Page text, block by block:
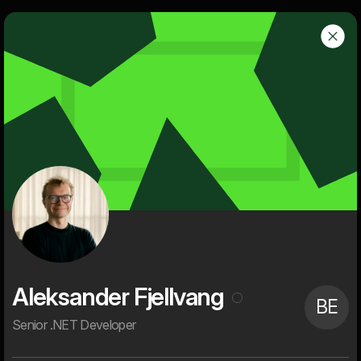
Om os
Dwarf er et uafhængigt, kreativt og tech-savvy digitalt bureau
med en rig historie og succesfulde kunder.
Vi er 60+ digitale ildsjæle med høje ambitioner på vores kunders
vegne. Alt bliver digitaliseret, og det er sjovt for vores kunder og
for os. Det giver mulighed for at skubbe alvorligt til status quo,
skabe stærke visuelle brugeroplevelser, nye digitale services og
effektivisere processer og forretningsgange. Dét er, hvad
digitalisering handler om for os. Det er, hvad vi brænder for. Og
Aleksander Fjellvang
Senior .NET Developer
BE